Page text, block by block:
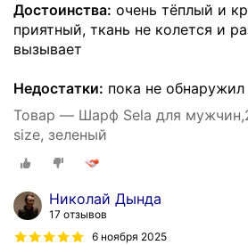
Достоинства: очень тёплый и
приятный, ткань не колется и
вызывает
Недостатки: пока не обнаружил
Товар — Шарф Sela для
size, зеленый
Николай Дында
17 отзывов
6 ноября 2025